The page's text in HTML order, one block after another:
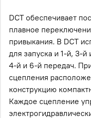
DCT обеспечивает
плавное
привыкания. В DCT
для запуска и 1-й, 3-
4-й и 6-й передач.
сцепления
конструкцию
Каждое сцепление